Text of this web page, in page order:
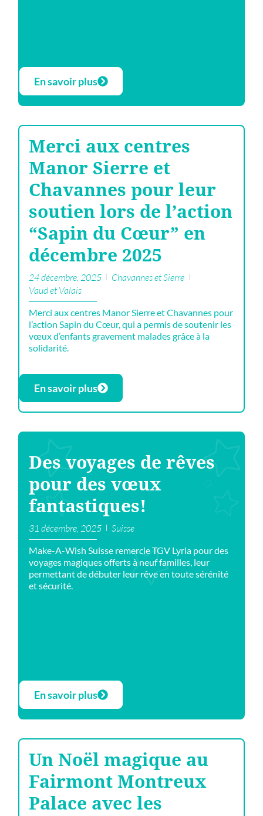
En savoir plus
Merci aux centres
Manor Sierre et
Chavannes pour leur
soutien lors de l’action
“Sapin du Cœur” en
décembre 2025
24 décembre, 2025
Chavannes et Sierre
Vaud et Valais
Merci aux centres Manor Sierre et Chavannes pour
l’action Sapin du Cœur, qui a permis de soutenir les
vœux d’enfants gravement malades grâce à la
solidarité.
En savoir plus
Des voyages de rêves
pour des vœux
fantastiques!
31 décembre, 2025 Suisse
Make-A-Wish Suisse remercie TGV Lyria pour des
voyages magiques offerts à neuf familles, leur
permettant de débuter leur rêve en toute sérénité
et sécurité.
En savoir plus
Un Noël magique au
Fairmont Montreux
Palace avec les